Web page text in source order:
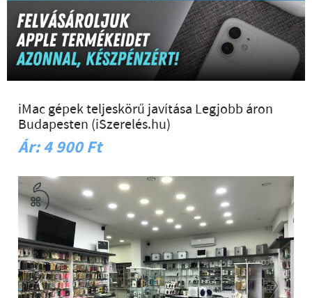
iMac gépek teljeskörű javítása Legjobb áron
Budapesten (iSzerelés.hu)
Ár: 4 900 Ft